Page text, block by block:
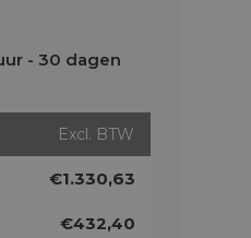
- 30 dagen
Excl. BTW
€1.330,63
€432,40